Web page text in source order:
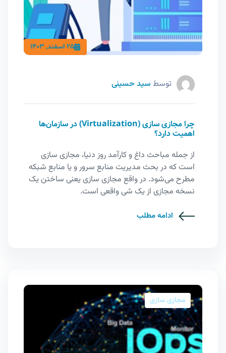
25 اسفند, 1403
توسط سید حسینی
چرا مجازی‌ سازی (Virtualization) در سازمان‌ها
اهمیت دارد؟
از جمله مباحث داغ و کارآمد روز دنیا، مجازی سازی
است که در بحث مدیریت منابع سرور و یا منابع شبکه
مطرح می‌شود. در واقع مجازی‌ سازی یعنی ساختن یک
نسخه مجازی از یک شی واقعی است.
ادامه مطلب
مجازی سازی